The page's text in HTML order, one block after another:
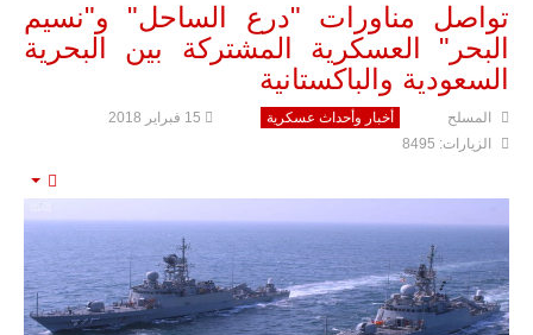
2026 الدولية
بمشاركة
جيوش وقادة
من 30 دولة
بمدينة سرت
الليبية.
تواصل مناورات "درع الساحل" و"نسيم
البحر" العسكرية المشتركة بين البحرية
السعودية والباكستانية
المسلح أخبار وأحداث عسكرية
15 فبراير 2018
الزيارات: 8495